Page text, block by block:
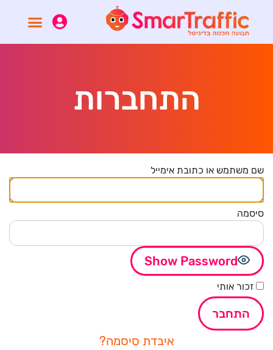
התחברות
שם משתמש או כתובת אימייל
סיסמה
Show Password
זכור אותי
איבדת סיסמה?